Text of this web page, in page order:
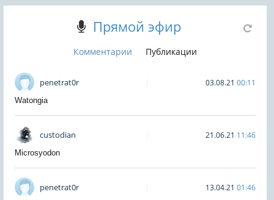
Прямой эфир
Комментарии Публикации
penetrat0r 03.08.21 00:11
Watongia
custodian 21.06.21 11:46
Microsyodon
penetrat0r 13.04.21 01:46